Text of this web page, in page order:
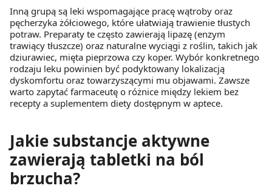
Inną grupą są leki wspomagające pracę wątroby oraz
pęcherzyka żółciowego, które ułatwiają trawienie tłustych
potraw. Preparaty te często zawierają lipazę (enzym
trawiący tłuszcze) oraz naturalne wyciągi z roślin, takich jak
dziurawiec, mięta pieprzowa czy koper. Wybór konkretnego
rodzaju leku powinien być podyktowany lokalizacją
dyskomfortu oraz towarzyszącymi mu objawami. Zawsze
warto zapytać farmaceutę o różnice między lekiem bez
recepty a suplementem diety dostępnym w aptece.
Jakie substancje aktywne
zawierają tabletki na ból
brzucha?